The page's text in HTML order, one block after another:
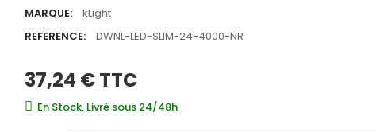
MARQUE:
kLight
REFERENCE:
DWNL-LED-SLIM-24-4000-NR
37,24 €TTC
En Stock, Livré sous 24/48h